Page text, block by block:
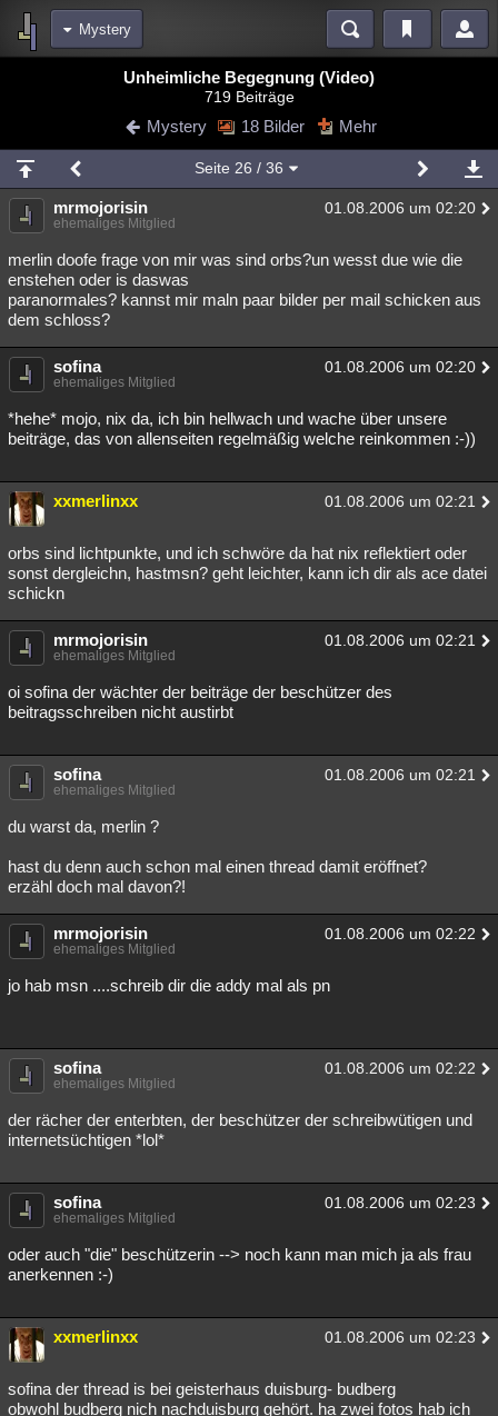
Mystery
Blogs Videos
Chat Wiki Neuigkeiten
meine Rubriken
Menschen Wissenschaft Mystery Kriminalfälle
Spiritualität Verschwörungen Technologie Ufologie
Natur Umfragen Unterhaltung
Philosophie Literatur
Astronomie Helpdesk Gruppen Gaming
Übersichten
Besucht
Lesenswert Schlüsselwörter
Unheimliche Begegnung (Video)
719 Beiträge
Mystery 18 Bilder Mehr
Seite 26 / 36
mrmojorisin 01.08.2006 um 02:20
ehemaliges Mitglied
merlin doofe frage von mir was sind orbs?un wesst due wie die
enstehen oder is daswas
paranormales? kannst mir maln paar bilder per mail schicken aus
dem schloss?
sofina 01.08.2006 um 02:20
ehemaliges Mitglied
*hehe* mojo, nix da, ich bin hellwach und wache über unsere
beiträge, das von allenseiten regelmäßig welche reinkommen :-))
xxmerlinxx 01.08.2006 um 02:21
orbs sind lichtpunkte, und ich schwöre da hat nix reflektiert oder
sonst dergleichn, hastmsn? geht leichter, kann ich dir als ace datei
schickn
mrmojorisin 01.08.2006 um 02:21
ehemaliges Mitglied
oi sofina der wächter der beiträge der beschützer des
beitragsschreiben nicht austirbt
sofina 01.08.2006 um 02:21
ehemaliges Mitglied
du warst da, merlin ?
hast du denn auch schon mal einen thread damit eröffnet?
erzähl doch mal davon?!
mrmojorisin 01.08.2006 um 02:22
ehemaliges Mitglied
jo hab msn ....schreib dir die addy mal als pn
sofina 01.08.2006 um 02:22
ehemaliges Mitglied
der rächer der enterbten, der beschützer der schreibwütigen und
internetsüchtigen *lol*
sofina 01.08.2006 um 02:23
ehemaliges Mitglied
oder auch "die" beschützerin --> noch kann man mich ja als frau
anerkennen :-)
xxmerlinxx 01.08.2006 um 02:23
sofina der thread is bei geisterhaus duisburg- budberg
obwohl budberg nich nachduisburg gehört. ha zwei fotos hab ich